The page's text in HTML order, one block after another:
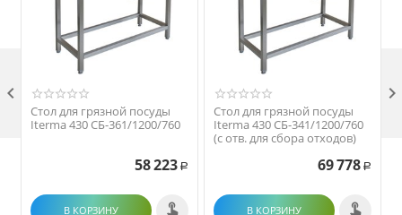
Стол для грязной посуды
Iterma 430 СБ-361/1200/760
58 223 Р
В КОРЗИНУ
Стол для грязной посуды
Iterma 430 СБ-341/1200/760
(с отв. для сбора отходов)
69 778 Р
В КОРЗИНУ
 